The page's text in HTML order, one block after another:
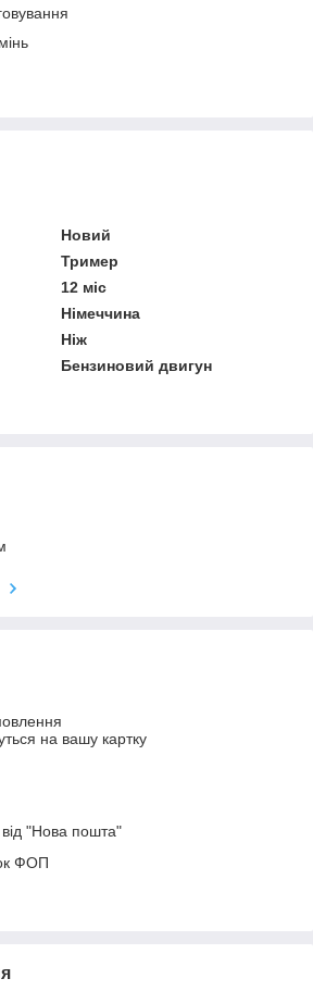
Новий
Тример
12 міс
Німеччина
Ніж
Бензиновий двигун
на вашу картку
"Нова пошта"
ФОП